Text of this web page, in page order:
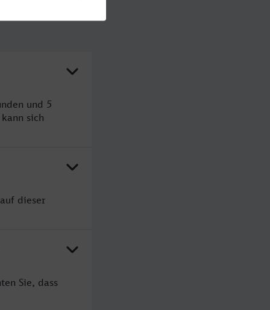
und 5
sich
dieser
Sie, dass